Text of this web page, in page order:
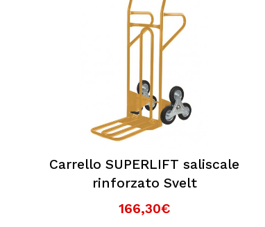
Carrello SUPERLIFT saliscale
rinforzato Svelt
166,30€